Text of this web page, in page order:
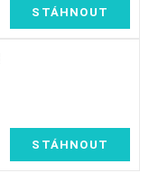
STÁHNOUT
STÁHNOUT